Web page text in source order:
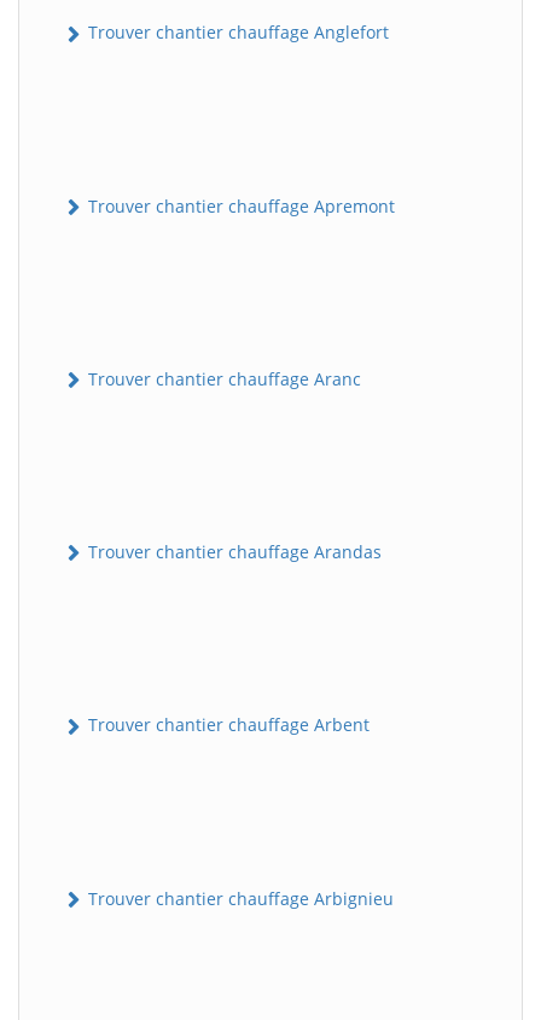
Trouver chantier chauffage Anglefort
Trouver chantier chauffage Apremont
Trouver chantier chauffage Aranc
Trouver chantier chauffage Arandas
Trouver chantier chauffage Arbent
Trouver chantier chauffage Arbignieu